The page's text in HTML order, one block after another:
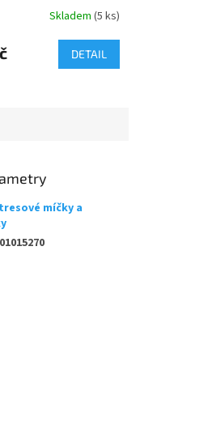
Skladem (5 ks)
DETAIL
míčky a